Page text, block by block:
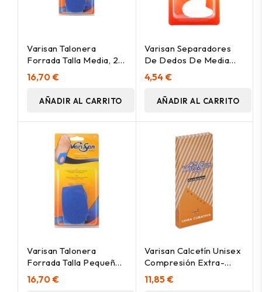
Varisan Talonera
Forrada Talla Media, 2
Uds
16,70 €
AÑADIR AL CARRITO
Varisan Separadores
De Dedos De Media
Luna Talla Pequeña, 2
Uds
4,54 €
AÑADIR AL CARRITO
Varisan Talonera
Forrada Talla Pequeña,
2 Uds
16,70 €
Varisan Calcetín Unisex
Compresión Extra-
Ligera Talla 3 Color
Negro, 1 Unidad
11,85 €